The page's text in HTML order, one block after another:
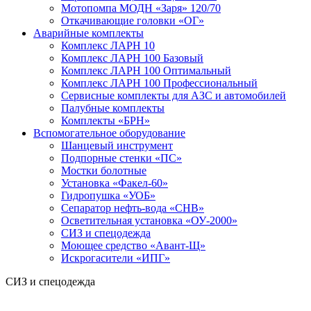
Мотопомпа МОДН «Заря» 120/70
Откачивающие головки «ОГ»
Аварийные комплекты
Комплекс ЛАРН 10
Комплекс ЛАРН 100 Базовый
Комплекс ЛАРН 100 Оптимальный
Комплекс ЛАРН 100 Профессиональный
Сервисные комплекты для АЗС и автомобилей
Палубные комплекты
Комплекты «БРН»
Вспомогательное оборудование
Шанцевый инструмент
Подпорные стенки «ПС»
Мостки болотные
Установка «Факел-60»
Гидропушка «УОБ»
Сепаратор нефть-вода «СНВ»
Осветительная установка «ОУ-2000»
СИЗ и спецодежда
Моющее средство «Авант-Щ»
Искрогасители «ИПГ»
СИЗ и спецодежда